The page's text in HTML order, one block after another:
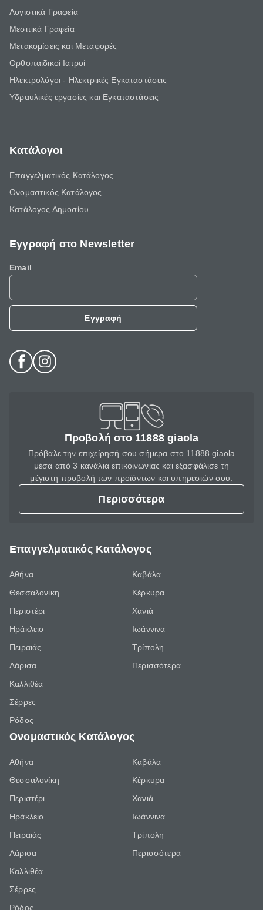
Λογιστικά Γραφεία
Μεσιτικά Γραφεία
Μετακομίσεις και Μεταφορές
Ορθοπαιδικοί Ιατροί
Ηλεκτρολόγοι - Ηλεκτρικές Εγκαταστάσεις
Υδραυλικές εργασίες και Εγκαταστάσεις
Κατάλογοι
Επαγγελματικός Κατάλογος
Ονομαστικός Κατάλογος
Κατάλογος Δημοσίου
Εγγραφή στο Newsletter
Email
Εγγραφή
Προβολή στο 11888 giaola
Πρόβαλε την επιχείρησή σου σήμερα στο 11888 giaola
μέσα από 3 κανάλια επικοινωνίας και εξασφάλισε τη
μέγιστη προβολή των προϊόντων και υπηρεσιών σου.
Περισσότερα
Επαγγελματικός Κατάλογος
Αθήνα
Θεσσαλονίκη
Περιστέρι
Ηράκλειο
Πειραιάς
Λάρισα
Καλλιθέα
Σέρρες
Ρόδος
Καβάλα
Κέρκυρα
Χανιά
Ιωάννινα
Τρίπολη
Περισσότερα
Ονομαστικός Κατάλογος
Αθήνα
Θεσσαλονίκη
Περιστέρι
Ηράκλειο
Πειραιάς
Λάρισα
Καλλιθέα
Σέρρες
Ρόδος
Καβάλα
Κέρκυρα
Χανιά
Ιωάννινα
Τρίπολη
Περισσότερα